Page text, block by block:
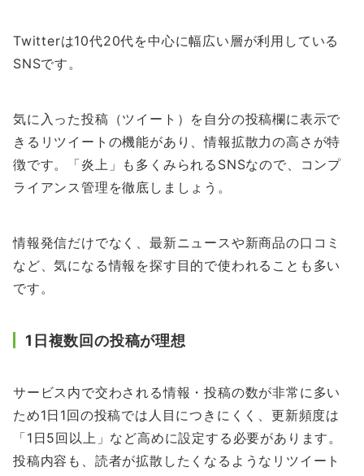
Twitterは10代20代を中心に幅広い層が利用している
SNSです。
気に入った投稿（ツイート）を自分の投稿欄に表示で
きるリツイートの機能があり、情報拡散力の高さが特
徴です。「炎上」も多くみられるSNSなので、コンプ
ライアンス管理を徹底しましょう。
情報発信だけでなく、最新ニュースや新商品の口コミ
など、気になる情報を探す目的で使われることも多い
です。
1日複数回の投稿が理想
サービス内で交わされる情報・投稿の数が非常に多い
ため1日1回の投稿では人目につきにくく、更新頻度は
「1日5回以上」など高めに設定する必要があります。
投稿内容も、読者が拡散したくなるようなリツイート